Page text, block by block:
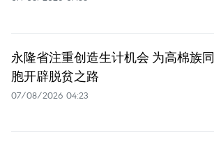
永隆省注重创造生计机会 为高棉族同
胞开辟脱贫之路
07/08/2026 04:23